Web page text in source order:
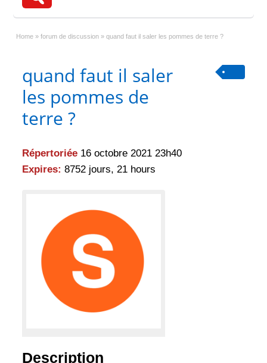
Home » forum de discussion » quand faut il saler les pommes de terre ?
quand faut il saler
les pommes de
terre ?
Répertoriée 16 octobre 2021 23h40
Expires: 8752 jours, 21 hours
Description